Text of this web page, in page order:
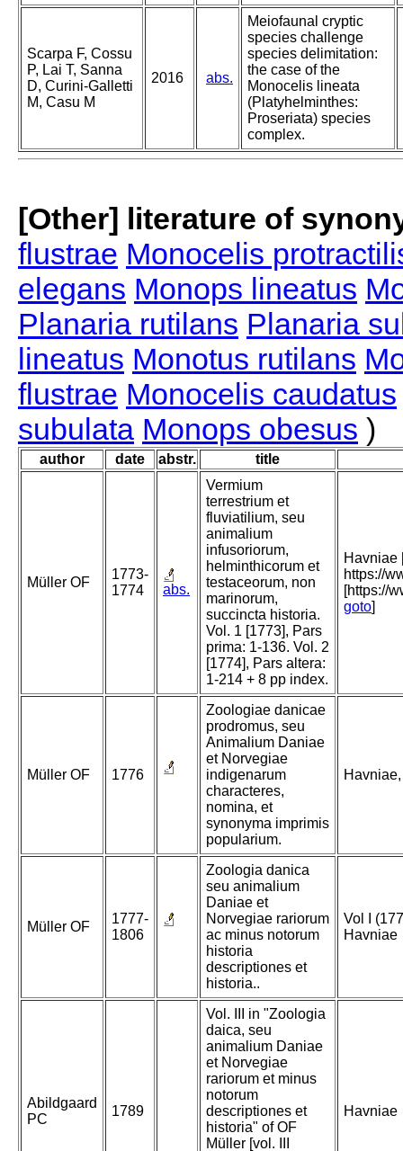
Scarpa F, Cossu
P, Lai T, Sanna
D, Curini-Galletti
M, Casu M
2016 abs.
Meiofaunal cryptic
species challenge
species delimitation:
the case of the
Monocelis lineata
(Platyhelminthes:
Proseriata) species
complex.
[Other] literature of
flustrae Monocelis
elegans Monops lineatus
Planaria rutilans Planaria
lineatus Monotus rutilans
flustrae Monocelis caudatus
subulata Monops obesus )
author date abstr. title
Müller OF
1773-
1774
abs.
Vermium
terrestrium et
fluviatilium, seu
animalium
infusoriorum,
helminthicorum et
testaceorum, non
marinorum,
succincta historia.
Vol. 1 [1773], Pars
prima: 1-136. Vol. 2
[1774], Pars altera:
1-214 + 8 pp index.
Havniae
https://
[https://
goto]
Müller OF 1776
Zoologiae danicae
prodromus, seu
Animalium Daniae
et Norvegiae
indigenarum
characteres,
nomina, et
synonyma imprimis
popularium.
Müller OF
1777-
1806
Zoologia danica
seu animalium
Daniae et
Norvegiae rariorum
ac minus notorum
historia
descriptiones et
historia..
Vol I
Havniae
Abildgaard
PC
1789
Vol. III in "Zoologia
daica, seu
animalium Daniae
et Norvegiae
rariorum et minus
notorum
descriptiones et
historia" of OF
Müller [vol. III
Havniae